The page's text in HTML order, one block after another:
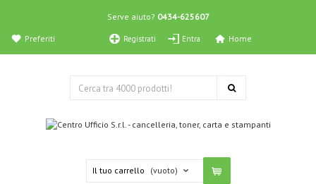
Serve aiuto? 0434-625607
Registrati Entra
Preferiti Home
Il tuo carrello (vuoto)